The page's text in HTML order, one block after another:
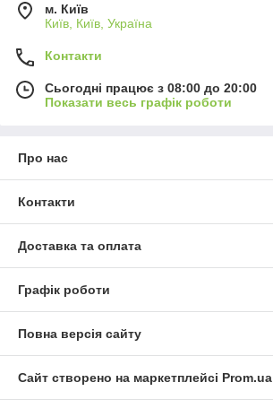
м. Київ
Київ, Київ, Україна
Контакти
Сьогодні працює з 08:00 до 20:00
Показати весь графік роботи
Про нас
Контакти
Доставка та оплата
Графік роботи
Повна версія сайту
Сайт створено на маркетплейсі Prom.ua